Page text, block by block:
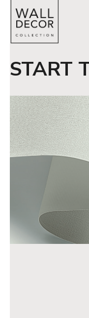
START